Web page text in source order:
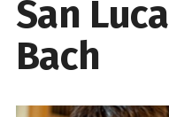
San
Bach